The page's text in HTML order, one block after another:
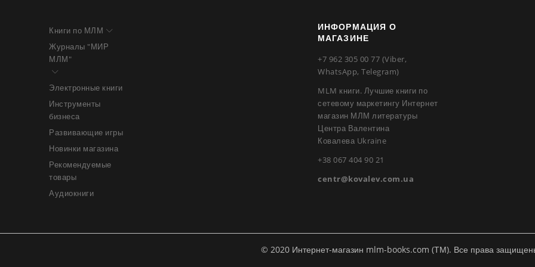
Книги по МЛМ
Журналы "МИР
МЛМ"
Электронные книги
Инструменты
бизнеса
Развивающие игры
Новинки магазина
Рекомендуемые
товары
Аудиокниги
ИНФОРМАЦИЯ О
МАГАЗИНЕ
+7 962 305 00 77 (Viber,
WhatsApp, Telegram)
MLM книги. Лучшие книги по
сетевому маркетингу Интернет
магазин МЛМ литературы
Центра Валентина
Ковалева Ukraine
+38 067 404 90 21
centr@kovalev.com.ua
© 2020 Интернет-магазин mlm-books.com (ТМ). Все права